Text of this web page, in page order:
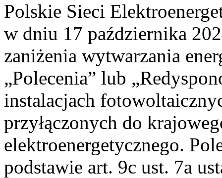
Polskie Sieci
w dniu 17 października
zaniżenia wytwarzania
„Polecenia” lub
instalacjach
przyłączonych do
elektroenergetycznego.
podstawie art. 9c ust. 7a